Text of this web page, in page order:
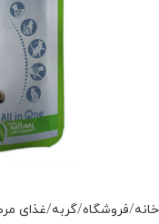
خانه فروشگاه گربه غذای